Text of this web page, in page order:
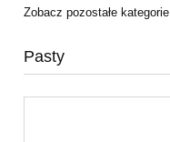
Zobacz pozostałe kategorie
Pasty